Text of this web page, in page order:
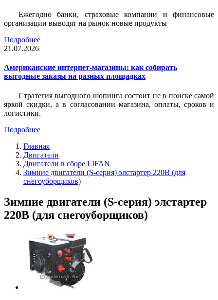
Ежегодно банки, страховые компании и финансовые
организации выводят на рынок новые продукты
Подробнее
21.07.2026
Американские интернет-магазины: как собирать
выгодные заказы на разных площадках
Стратегия выгодного шопинга состоит не в поиске самой
яркой скидки, а в согласовании магазина, оплаты, сроков и
логистики.
Подробнее
Главная
Двигатели
Двигатели в сборе LIFAN
Зимние двигатели (S-серия) элстартер 220В (для
снегоуборщиков)
Зимние двигатели (S-серия) элстартер
220В (для снегоуборщиков)